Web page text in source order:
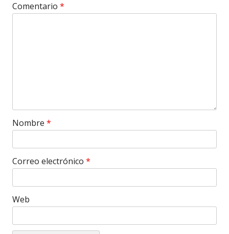
Comentario *
Nombre *
Correo electrónico *
Web